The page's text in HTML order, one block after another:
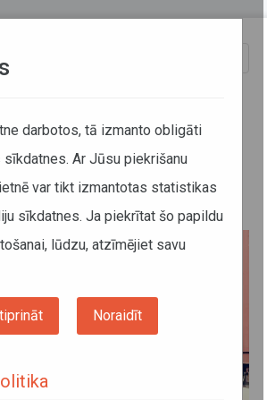
fiksēs
iekārtas
darbotos, tā izmanto obligāti
Ar Jūsu piekrišanu
var tikt izmantotas statistikas
sīkdatnes. Ja piekrītat šo papildu
lūdzu, atzīmējiet savu
Noraidīt